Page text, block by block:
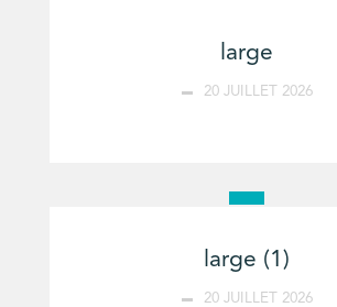
large
20 JUILLET 2026
large (1)
20 JUILLET 2026